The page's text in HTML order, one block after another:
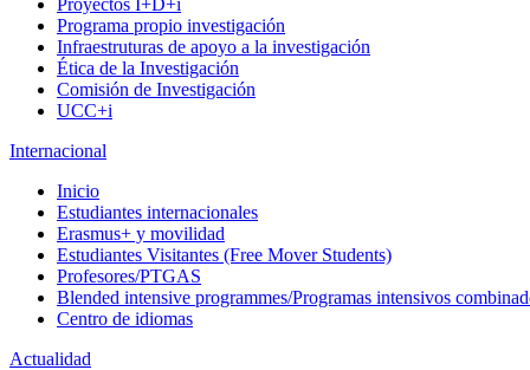
Proyectos I+D+i
Programa propio investigación
Infraestruturas de apoyo a la investigación
Ética de la Investigación
Comisión de Investigación
UCC+i
Internacional
Inicio
Estudiantes internacionales
Erasmus+ y movilidad
Estudiantes Visitantes (Free Mover Students)
Profesores/PTGAS
Blended intensive programmes/Programas intensivos
Centro de idiomas
Actualidad